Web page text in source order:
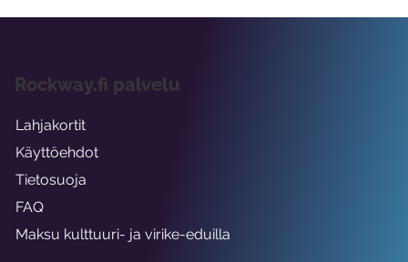
Rockway.fi palvelu
Lahjakortit
Käyttöehdot
Tietosuoja
FAQ
Maksu kulttuuri- ja virike-eduilla